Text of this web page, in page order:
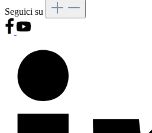
Seguici su